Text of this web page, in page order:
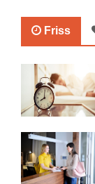
Friss